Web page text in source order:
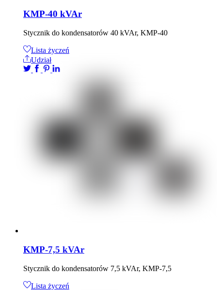
KMP-40 kVAr
Stycznik do kondensatorów 40 kVAr, KMP-40
Lista życzeń
Udział
KMP-7,5 kVAr
Stycznik do kondensatorów 7,5 kVAr, KMP-7,5
Lista życzeń